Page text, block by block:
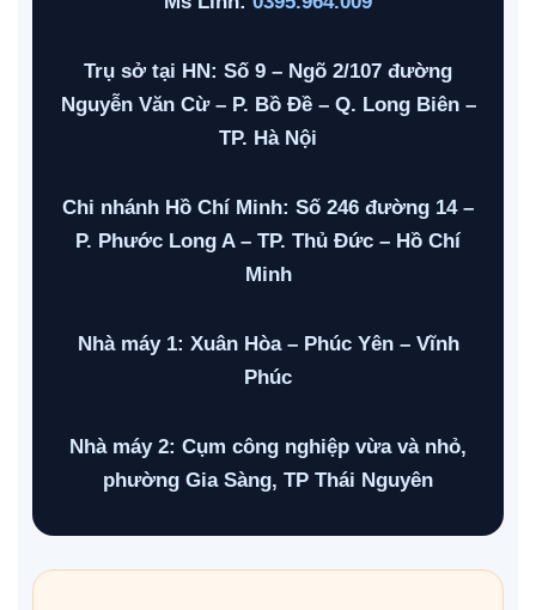
Trụ sở tại HN: Số 9 – Ngõ 2/107 đường
Nguyễn Văn Cừ – P. Bồ Đề – Q. Long Biên –
TP. Hà Nội
Chi nhánh Hồ Chí Minh: Số 246 đường 14 –
P. Phước Long A – TP. Thủ Đức – Hồ Chí
Minh
Nhà máy 1: Xuân Hòa – Phúc Yên – Vĩnh
Phúc
Nhà máy 2: Cụm công nghiệp vừa và nhỏ,
phường Gia Sàng, TP Thái Nguyên